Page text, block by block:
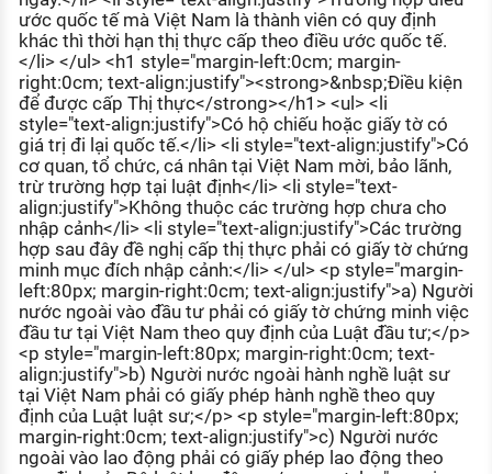
ước quốc tế mà Việt Nam là thành viên có quy định
khác thì thời hạn thị thực cấp theo điều ước quốc tế.
</li> </ul> <h1 style="margin-left:0cm; margin-
right:0cm; text-align:justify"><strong>&nbsp;Điều kiện
để được cấp Thị thực</strong></h1> <ul> <li
style="text-align:justify">Có hộ chiếu hoặc giấy tờ có
giá trị đi lại quốc tế.</li> <li style="text-align:justify">Có
cơ quan, tổ chức, cá nhân tại Việt Nam mời, bảo lãnh,
trừ trường hợp tại luật định</li> <li style="text-
align:justify">Không thuộc các trường hợp chưa cho
nhập cảnh</li> <li style="text-align:justify">Các trường
hợp sau đây đề nghị cấp thị thực phải có giấy tờ chứng
minh mục đích nhập cảnh:</li> </ul> <p style="margin-
left:80px; margin-right:0cm; text-align:justify">a) Người
nước ngoài vào đầu tư phải có giấy tờ chứng minh việc
đầu tư tại Việt Nam theo quy định của Luật đầu tư;</p>
<p style="margin-left:80px; margin-right:0cm; text-
align:justify">b) Người nước ngoài hành nghề luật sư
tại Việt Nam phải có giấy phép hành nghề theo quy
định của Luật luật sư;</p> <p style="margin-left:80px;
margin-right:0cm; text-align:justify">c) Người nước
ngoài vào lao động phải có giấy phép lao động theo